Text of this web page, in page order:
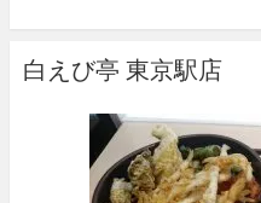
白えび亭 東京駅店